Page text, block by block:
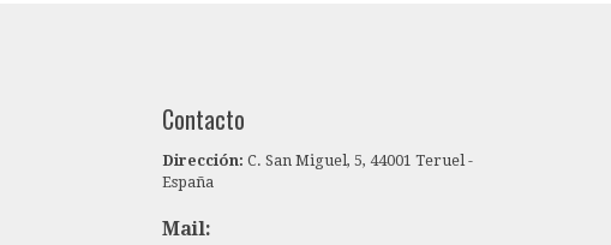
Contacto
Dirección: C. San Miguel, 5, 44001 Teruel -
España
Mail: